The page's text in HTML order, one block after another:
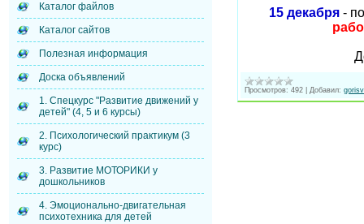
Каталог файлов
Каталог сайтов
Полезная информация
Доска объявлений
1. Спецкурс "Развитие движений у
детей" (4, 5 и 6 курсы)
2. Психологический практикум (3
курс)
3. Развитие МОТОРИКИ у
дошкольников
4. Эмоционально-двигательная
психотехника для детей
15 декабря-
Просмотров: 492 Добавил: